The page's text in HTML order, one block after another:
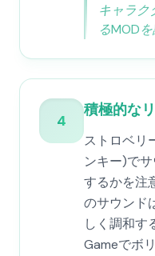
キャラク
るMOD
4
積極的な
ストロベリ
ンキー)で
するかを注
のサウンド
しく調和す
Gameでボ